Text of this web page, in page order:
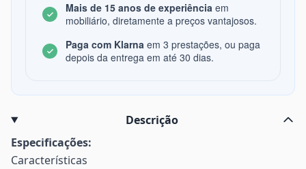
Mais de 15 anos de experiência em
mobiliário, diretamente a preços vantajosos.
Paga com Klarna em 3 prestações, ou paga
depois da entrega em até 30 dias.
Descrição
Especificações:
Características